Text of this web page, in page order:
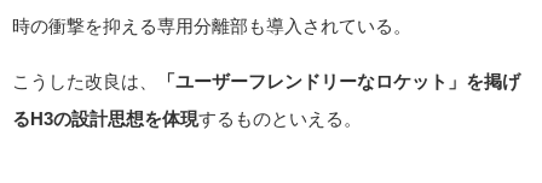
時の衝撃を抑える専用分離部も導入されている。
こうした改良は、 「ユーザーフレンドリーなロケット」を掲げ
るH3の設計思想を体現するものといえる。